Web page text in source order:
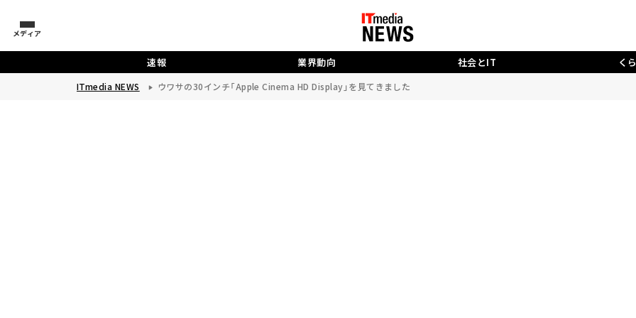
メディア
速報 業界動向 社会とIT く
ITmedia NEWS ウワサの30インチ「Apple Cinema HD Display」を見てきました